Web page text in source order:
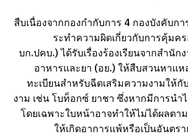
สืบเนื่องจากกองกำกับการ 4 กองบังคับก
ระทำความผิดเกี่ยวกับการคุ้มค
บก.ปคบ.) ได้รับเรื่องร้องเรียนจากสำนั
อาหารและยา (อย.) ให้สืบสวนหาแ
ทะเบียนสำหรับฉีดเสริมความงามให้กั
งาม เช่น โบท็อกซ์ ยาชา ซึ่งหากมีการนำ
โดยเฉพาะใบหน้าอาจทำให้ไม่ได้ผลตา
ให้เกิดอาการแพ้หรือเป็นอันตร